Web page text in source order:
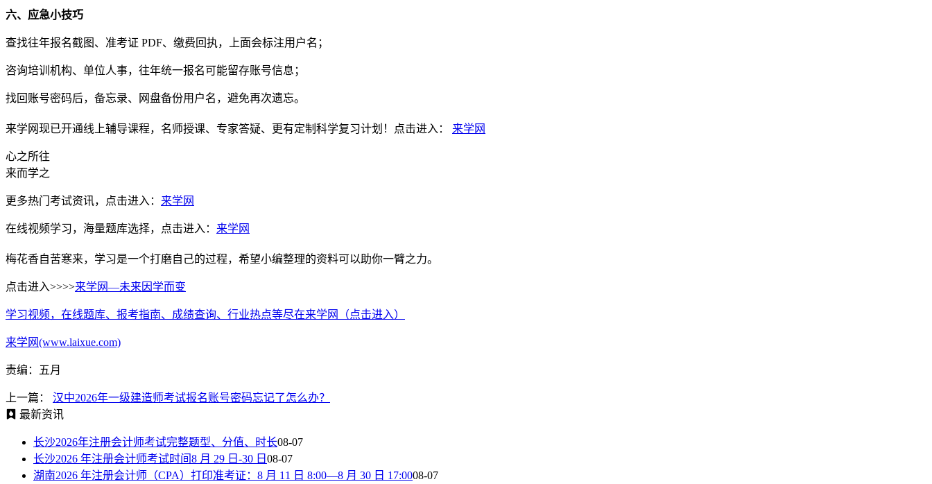
六、应急小技巧
查找往年报名截图、准考证 PDF、缴费回执，上面会标注用户名；
咨询培训机构、单位人事，往年统一报名可能留存账号信息；
找回账号密码后，备忘录、网盘备份用户名，避免再次遗忘。
来学网现已开通线上辅导课程，名师授课、专家答疑、更有定制科学复习计划！点击进入： 来学网
心之所往
来而学之
更多热门考试资讯，点击进入： 来学网
在线视频学习，海量题库选择，点击进入： 来学网
梅花香自苦寒来，学习是一个打磨自己的过程，希望小编整理的资料可以助你一臂之力。
点击进入>>>>来学网—未来因学而变
学习视频，在线题库、报考指南、成绩查询、行业热点等尽在来学网（点击进入）
来学网(www.laixue.com)
责编：五月
上一篇：
汉中2026年一级建造师考试报名账号密码忘记了怎么办？
最新资讯
长沙2026年注册会计师考试完整题型、分值、时长08-07
长沙2026 年注册会计师考试时间8 月 29 日-30 日 08-07
湖南2026 年注册会计师（CPA）打印准考证：8 月 11 日 8:00—8 月 30 日 17:0008-07